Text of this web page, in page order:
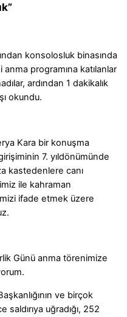
konsolosluk binasında
programına katılanlar
ardından 1 dakikalık
okundu.
Kara bir konuşma
7. yıldönümünde
kastedenlere canı
ile kahraman
ifade etmek üzere
Günü anma törenimize
ve birçok
uğradığı, 252